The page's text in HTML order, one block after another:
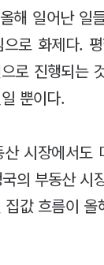
해 일어난 일
로 화제다.
로 진행되는
뿐이다.
시장에서도
의 부동산 시
값 흐름이 올